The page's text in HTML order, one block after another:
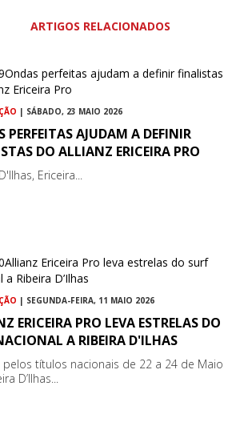
ARTIGOS RELACIONADOS
| SÁBADO, 23 MAIO 2026
PERFEITAS AJUDAM A DEFINIR
DO ALLIANZ ERICEIRA PRO
Ericeira...
| SEGUNDA-FEIRA, 11 MAIO 2026
ERICEIRA PRO LEVA ESTRELAS DO
A RIBEIRA D'ILHAS
pelos títulos nacionais de 22 a 24 de Maio
D’Ilhas...